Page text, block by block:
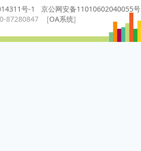
号-1
京公网安备11010602040055号
87280847 [OA系统]